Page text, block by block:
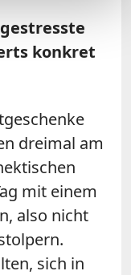
konkret
dreimal am
mit einem
also nicht
sich in